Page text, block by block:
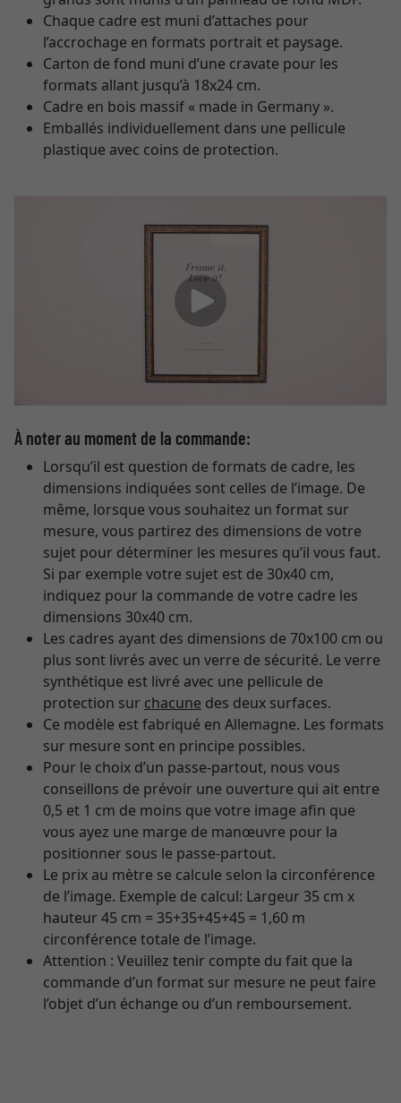
Chaque cadre est muni d’attaches pour
l’accrochage en formats portrait et paysage.
Carton de fond muni d’une cravate pour les
formats allant jusqu’à 18x24 cm.
Cadre en bois massif « made in Germany ».
Emballés individuellement dans une pellicule
plastique avec coins de protection.
À noter au moment de la commande:
Lorsqu’il est question de formats de cadre, les
dimensions indiquées sont celles de l’image. De
même, lorsque vous souhaitez un format sur
mesure, vous partirez des dimensions de votre
sujet pour déterminer les mesures qu’il vous faut.
Si par exemple votre sujet est de 30x40 cm,
indiquez pour la commande de votre cadre les
dimensions 30x40 cm.
Les cadres ayant des dimensions de 70x100 cm ou
plus sont livrés avec un verre de sécurité. Le verre
synthétique est livré avec une pellicule de
protection sur chacune des deux surfaces.
Ce modèle est fabriqué en Allemagne. Les formats
sur mesure sont en principe possibles.
Pour le choix d’un passe-partout, nous vous
conseillons de prévoir une ouverture qui ait entre
0,5 et 1 cm de moins que votre image afin que
vous ayez une marge de manœuvre pour la
positionner sous le passe-partout.
Le prix au mètre se calcule selon la circonférence
de l’image. Exemple de calcul: Largeur 35 cm x
hauteur 45 cm = 35+35+45+45 = 1,60 m
circonférence totale de l’image.
Attention : Veuillez tenir compte du fait que la
commande d’un format sur mesure ne peut faire
l’objet d’un échange ou d’un remboursement.